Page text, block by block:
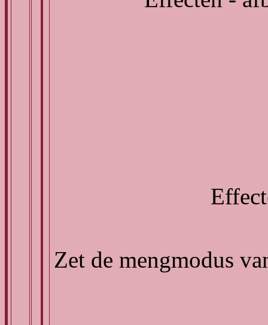
Zet de mengmodus